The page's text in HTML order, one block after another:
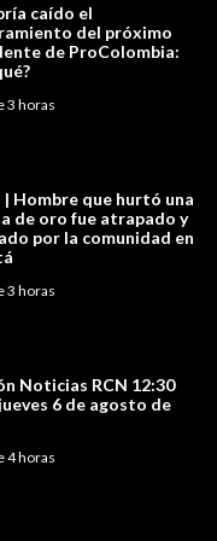
caído el
del próximo
de ProColombia:
3 horas
Hombre que hurtó una
de oro fue atrapado y
por la comunidad en
3 horas
Noticias RCN 12:30
6 de agosto de
4 horas